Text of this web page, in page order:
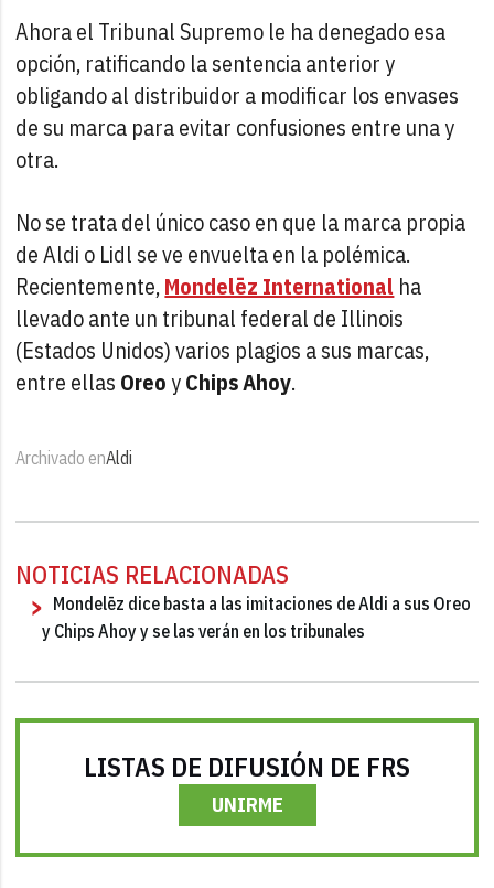
Ahora el Tribunal Supremo le ha denegado esa
opción, ratificando la sentencia anterior y
obligando al distribuidor a modificar los envases
de su marca para evitar confusiones entre una y
otra.
No se trata del único caso en que la marca propia
de Aldi o Lidl se ve envuelta en la polémica.
Recientemente,Mondelēz International ha
llevado ante un tribunal federal de Illinois
(Estados Unidos) varios plagios a sus marcas,
entre ellas OreoyChips Ahoy.
Archivado enAldi
NOTICIAS RELACIONADAS
Mondelēz dice basta a las imitaciones de Aldi a sus Oreo
y Chips Ahoy y se las verán en los tribunales
LISTAS DE DIFUSIÓN DE FRS
UNIRME